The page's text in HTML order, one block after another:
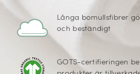
Långa bomullsfibrer
och beständigt
GOTS-certifieringen